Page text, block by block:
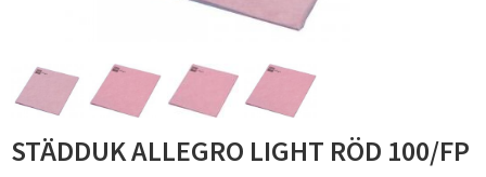
STÄDDUK ALLEGRO LIGHT RÖD 100/FP